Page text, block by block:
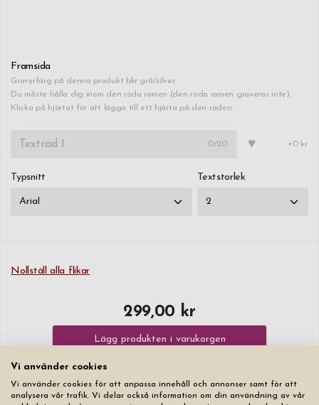
Framsida
Gravyrfärg på denna produkt blir grå/silver.
Du måste hålla dig inom den röda ramen (den röda ramen graveras inte).
Klicka på hjärtat för att lägga till ett hjärta på den raden.
0/20 ♥ +0 kr
Typsnitt Textstorlek
Nollställ alla flikar
299,00 kr
Lägg produkten i varukorgen
Vi använder cookies
Vi använder cookies för att anpassa innehåll och annonser samt för att
analysera vår trafik. Vi delar också information om din användning av vår